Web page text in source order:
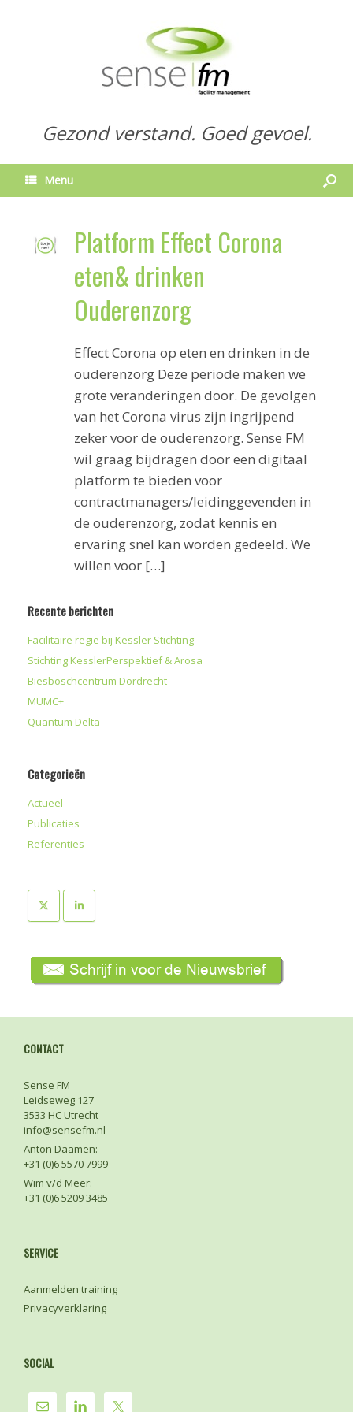
Gezond verstand. Goed gevoel.
Menu
Platform Effect Corona
eten& drinken
Ouderenzorg
Effect Corona op eten en drinken in de
ouderenzorg Deze periode maken we
grote veranderingen door. De gevolgen
van het Corona virus zijn ingrijpend
zeker voor de ouderenzorg. Sense FM
wil graag bijdragen door een digitaal
platform te bieden voor
contractmanagers/leidinggevenden in
de ouderenzorg, zodat kennis en
ervaring snel kan worden gedeeld. We
willen voor […]
Recente berichten
Facilitaire regie bij Kessler Stichting
Stichting KesslerPerspektief & Arosa
Biesboschcentrum Dordrecht
MUMC+
Quantum Delta
Categorieën
Actueel
Publicaties
Referenties
CONTACT
Sense FM
Leidseweg 127
3533 HC Utrecht
info@sensefm.nl
Anton Daamen:
+31 (0)6 5570 7999
Wim v/d Meer:
+31 (0)6 5209 3485
SERVICE
Aanmelden training
Privacyverklaring
SOCIAL